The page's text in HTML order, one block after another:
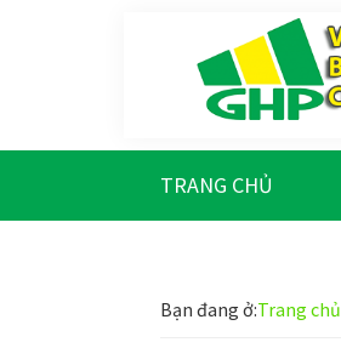
Hưng
Phúc
chất
niềm
TRANG CHỦ
Bạn đang ở:Trang chủ